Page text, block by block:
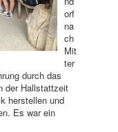
orf
na
ch
Mit
ter
durch das
der Hallstattzeit
herstellen und
Es war ein